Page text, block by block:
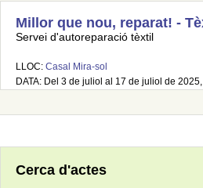
Millor que nou, reparat! -
Servei d'autoreparació tèxtil
LLOC: Casal Mira-sol
DATA: Del 3 de juliol al 17 de juliol de
Cerca d'actes